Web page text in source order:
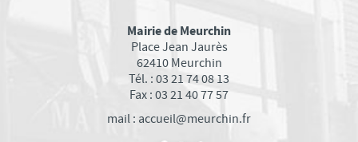
Approbation du Plan Local d'Urbanisme
BÂTIMENTS COMMUNAUX
POLICE MUNICIPALE
Centre Communal d'Actions Sociales
Mairie de Meurchin
Place Jean Jaurès
62410 Meurchin
Tél. : 03 21 74 08 13
Fax : 03 21 40 77 57
mail : accueil@meurchin.fr